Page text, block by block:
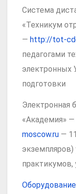
Система
«Техникум
— http://tot-
педагогами
электронных
подготовки
Электронная
«Академия» —
moscow.ru —
экземпляров)
практикумов,